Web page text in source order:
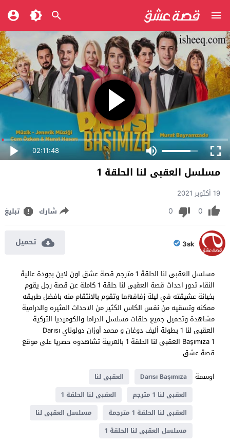
02:11:48
مسلسل العقبى لنا الحلقة 1
19 أكتوبر 2021
0
0 شارك تبليغ
3sk تحميل
مسلسل العقبى لنا الحلقة 1 مترجم قصة عشق اون لاين بجودة عالية
النقاء تدور احداث قصة العقبى لنا حلقة 1 كاملة عن قصة رجل يقوم
بخيانة عشيقته في ليلة زفافهما وتقوم بالانتقام منه بافضل طريقه
ممكنه وتسقيه من نفس الكاس الكثير من الاحداث المثيره والدرامية
مشاهدة وتحميل جميع حلقات مسلسل الدراما والكوميديا التركية
العقبى لنا 1 بطولة أليف دوغان و محمد أوزان دولوناي Darısı
Başımıza 1 العقبى لنا الحلقة 1 بالعربية تشاهدوه حصريا على موقع
قصة عشق
اوسمة
Darısı Başımıza
العقبى لنا
العقبى لنا 1 مترجم
العقبى لنا الحلقة 1
العقبى لنا الحلقة 1 مترجمة
مسلسل العقبى لنا
مسلسل العقبى لنا الحلقة 1